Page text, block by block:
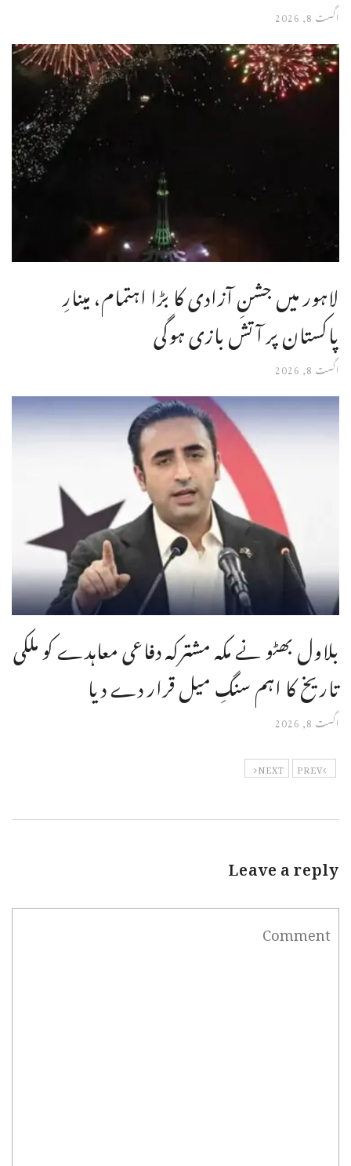
اگست 8, 2026
لاہور میں جشنِ آزادی کا بڑا اہتمام، مینارِ
پاکستان پر آتش بازی ہوگی
اگست 8, 2026
بلاول بھٹو نے مکہ مشترکہ دفاعی معاہدے کو ملکی
تاریخ کا اہم سنگِ میل قرار دے دیا
اگست 8, 2026
PREV
NEXT
Leave a reply